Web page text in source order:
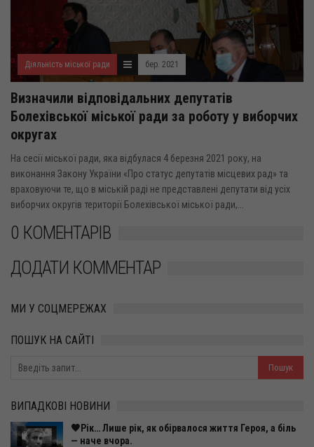
Діяльність міської ради бер. 2021
Визначили відповідальних депутатів
Болехівської міської ради за роботу у виборчих
округах
На сесії міської ради, яка відбулася 4 березня 2021 року, на
виконання Закону України «Про статус депутатів місцевих рад» та
враховуючи те, що в міській раді не представлені депутати від усіх
виборчих округів території Болехівської міської ради,...
0 КОМЕНТАРІВ
ДОДАТИ КОММЕНТАР
МИ У СОЦМЕРЕЖАХ
ПОШУК НА САЙТІ
ВИПАДКОВІ НОВИНИ
🖤Рік… Лише рік, як обірвалося життя Героя, а біль
— наче вчора.